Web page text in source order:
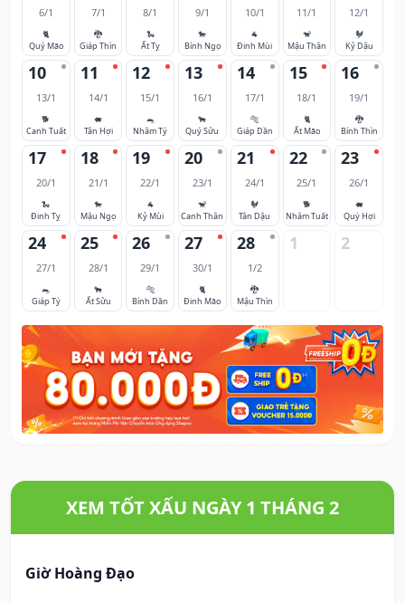
6/1
🐈
Quý Mão
7/1
🐉
Giáp Thìn
8/1
🐍
Ất Tỵ
9/1
🐎
Bính Ngọ
10/1
🐐
Đinh Mùi
11/1
🐒
Mậu Thân
12/1
🐓
Kỷ Dậu
10
13/1
🐕
Canh Tuất
11
14/1
🐖
Tân Hợi
12
15/1
🐀
Nhâm Tý
13
16/1
🐂
Quý Sửu
14
17/1
🐅
Giáp Dần
15
18/1
🐈
Ất Mão
16
19/1
🐉
Bính Thìn
17
20/1
🐍
Đinh Tỵ
18
21/1
🐎
Mậu Ngọ
19
22/1
🐐
Kỷ Mùi
20
23/1
🐒
Canh Thân
21
24/1
🐓
Tân Dậu
22
25/1
🐕
Nhâm Tuất
23
26/1
🐖
Quý Hợi
24
27/1
🐀
Giáp Tý
25
28/1
🐂
Ất Sửu
26
29/1
🐅
Bính Dần
27
30/1
🐈
Đinh Mão
28
1/2
🐉
Mậu Thìn
1 2
XEM TỐT XẤU NGÀY 1 THÁNG 2
Giờ Hoàng Đạo